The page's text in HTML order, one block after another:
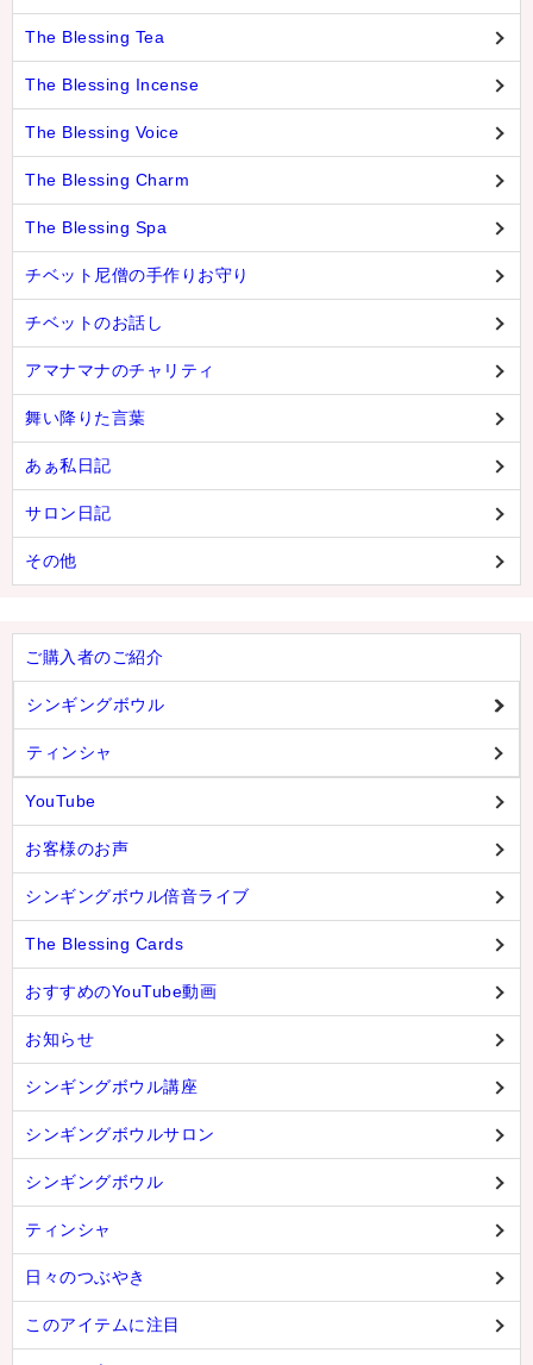
The Blessing Tea
The Blessing Incense
The Blessing Voice
The Blessing Charm
The Blessing Spa
チベット尼僧の手作りお守り
チベットのお話し
アマナマナのチャリティ
舞い降りた言葉
あぁ私日記
サロン日記
その他
ご購入者のご紹介
シンギングボウル
ティンシャ
YouTube
お客様のお声
シンギングボウル倍音ライブ
The Blessing Cards
おすすめのYouTube動画
お知らせ
シンギングボウル講座
シンギングボウルサロン
シンギングボウル
ティンシャ
日々のつぶやき
このアイテムに注目